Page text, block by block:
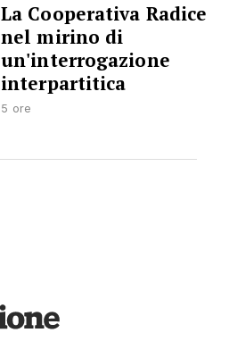
La Cooperativa Radice
nel mirino di
un'interrogazione
interpartitica
5 ore